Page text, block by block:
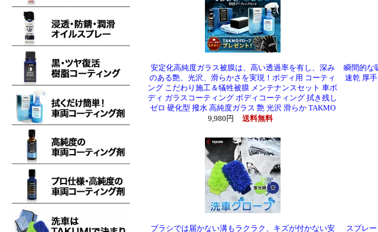
安定化高純度ガラス被膜は、高い透過率を有し、深み
のある艶、光沢、滑らかさを実現！ボディ用 コーティ
ング こだわり施工＆犠牲被膜 メンテナンスセット 車ボ
ディ ガラスコーティング ボディコーティング 拭き残し
ゼロ 硬化型 撥水 高純度ガラス 艶 光沢 滑らか TAKMO
9,980円
送料無料
瞬間的な
速乾 厚
ブラシでは届かない溝もラクラク、キズが付かない安 スプレ